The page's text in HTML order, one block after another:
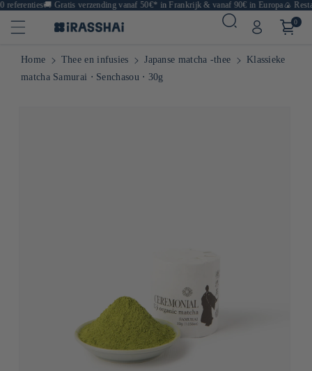
🚚Gratis verzending vanaf 50€* in Frankrijk & vanaf 90€ in Europa🍙
0
Home Thee en infusies Japanse matcha -thee
Klassieke
matcha Samurai ⋅ Senchasou ⋅ 30g